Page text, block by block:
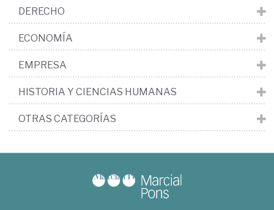
DERECHO
ECONOMÍA
EMPRESA
HISTORIA Y CIENCIAS HUMANAS
OTRAS CATEGORÍAS